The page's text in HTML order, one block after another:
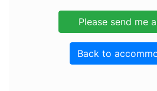
Back to